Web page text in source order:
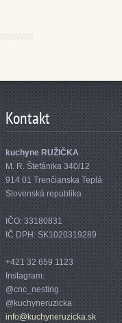
Kontakt
kuchyne RUŽIČKA
M. R. Štefánika 340/12
914 01 Trenčianska Teplá
Slovenská republika
IČO: 33180831
IČ DPH: SK1020319289
+421 32 659 1123
Instagram:
@cnc_nesting
@kuchyneruzicka
info@kuchyneruzicka.sk